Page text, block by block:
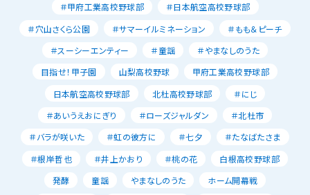
＃甲府工業高校野球部
＃日本航空高校野球部
＃穴山さくら公園
＃サマーイルミネーション
＃もも＆ピーチ
＃スーシーエンティー
＃童謡
＃やまなしのうた
目指せ！甲子園
山梨高校野球
甲府工業高校野球部
日本航空高校野球部
北杜高校野球部
＃にじ
＃あいうえおにぎり
＃ローズジャルダン
＃北杜市
＃バラが咲いた
＃虹の彼方に ＃七夕
＃たなばたさま
＃根岸哲也
＃井上かおり ＃桃の花
白根高校野球部
発酵
童謡 やまなしのうた
ホーム開幕戦